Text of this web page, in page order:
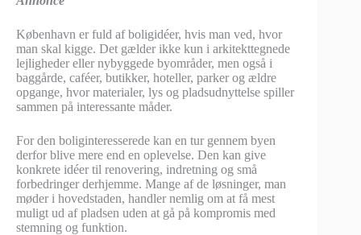
København er fuld af boligidéer, hvis man ved, hvor
man skal kigge. Det gælder ikke kun i arkitekttegnede
lejligheder eller nybyggede byområder, men også i
baggårde, caféer, butikker, hoteller, parker og ældre
opgange, hvor materialer, lys og pladsudnyttelse spiller
sammen på interessante måder.
For den boliginteresserede kan en tur gennem byen
derfor blive mere end en oplevelse. Den kan give
konkrete idéer til renovering, indretning og små
forbedringer derhjemme. Mange af de løsninger, man
møder i hovedstaden, handler nemlig om at få mest
muligt ud af pladsen uden at gå på kompromis med
stemning og funktion.